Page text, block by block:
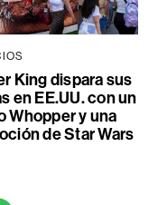
King dispara sus
en EE.UU. con un
Whopper y una
de Star Wars